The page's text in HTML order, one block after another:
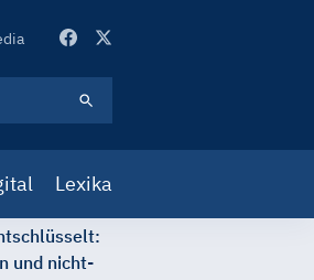
Lexika
und nicht-